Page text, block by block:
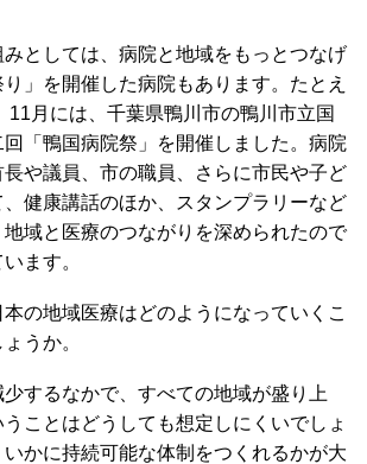
としては、病院と地域をもっとつなげ
」を開催した病院もあります。たとえ
11月には、千葉県鴨川市の鴨川市立国
「鴨国病院祭」を開催しました。病院
や議員、市の職員、さらに市民や子ど
、健康講話のほか、スタンプラリーなど
域と医療のつながりを深められたので
ます。
の地域医療はどのようになっていくこ
うか。
少するなかで、すべての地域が盛り上
ことはどうしても想定しにくいでしょ
いかに持続可能な体制をつくれるかが大